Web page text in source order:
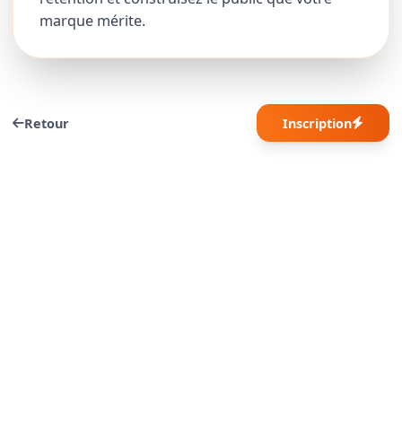
marque mérite.
Retour Inscription